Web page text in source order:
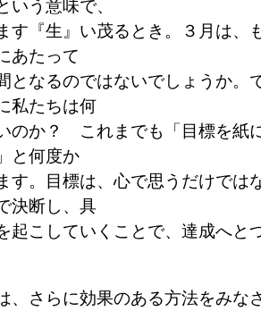
いう意味で、
す『生』い茂るとき。３月は、
あたって
となるのではないでしょうか。
私たちは何
のか？ これまでも「目標を紙
と何度か
す。目標は、心で思うだけでは
決断し、具
起こしていくことで、達成へと
、さらに効果のある方法をみな